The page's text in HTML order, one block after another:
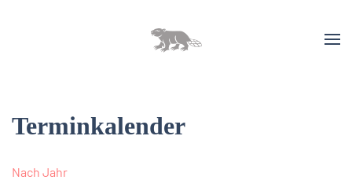
Terminkalender
Nach Jahr